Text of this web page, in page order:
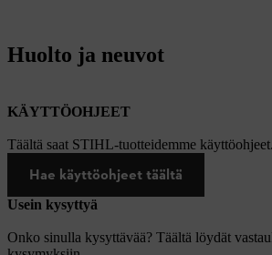
Huolto ja neuvot
KÄYTTÖOHJEET
Täältä saat STIHL-tuotteidemme käyttöohjeet.
Hae käyttöohjeet täältä
Usein kysyttyä
Onko sinulla kysyttävää? Täältä löydät